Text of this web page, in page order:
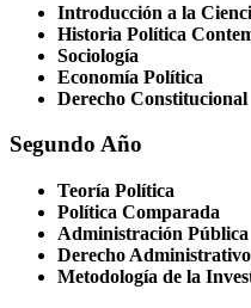
Introducción a la
Historia Política
Sociología
Economía Política
Derecho Constitucional
Segundo Año
Teoría Política
Política Comparada
Administración Pública
Derecho Administrativo
Metodología de la